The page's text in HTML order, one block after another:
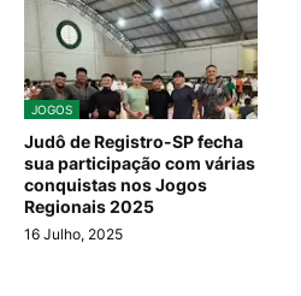
JOGOS
Judô de Registro-SP fecha
sua participação com várias
conquistas nos Jogos
Regionais 2025
16 Julho, 2025